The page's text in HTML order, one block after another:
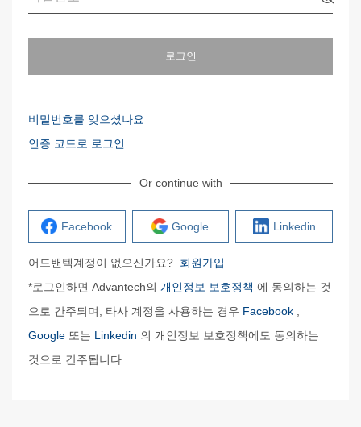
로그인
비밀번호를 잊으셨나요
인증 코드로 로그인
Or continue with
Facebook Google Linkedin
어드밴텍계정이 없으신가요? 회원가입
*로그인하면 Advantech의 개인정보 보호정책 에 동의하는 것
으로 간주되며, 타사 계정을 사용하는 경우 Facebook
Google 또는 Linkedin 의 개인정보 보호정책에도 동의하는
것으로 간주됩니다.